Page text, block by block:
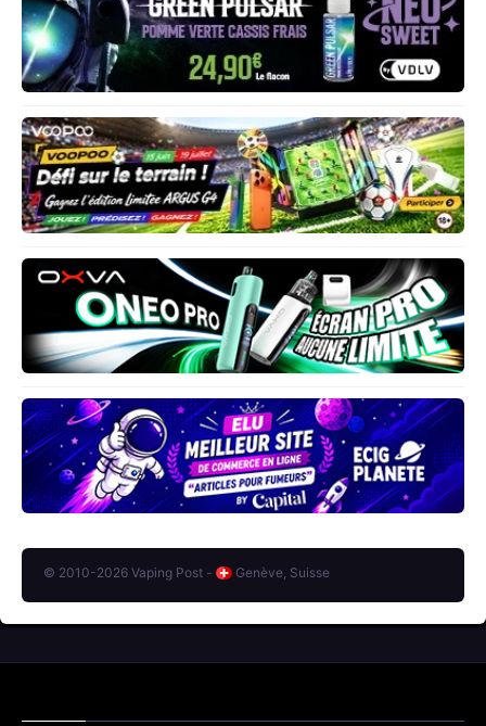
© 2010-2026 Vaping Post - Genève, Suisse